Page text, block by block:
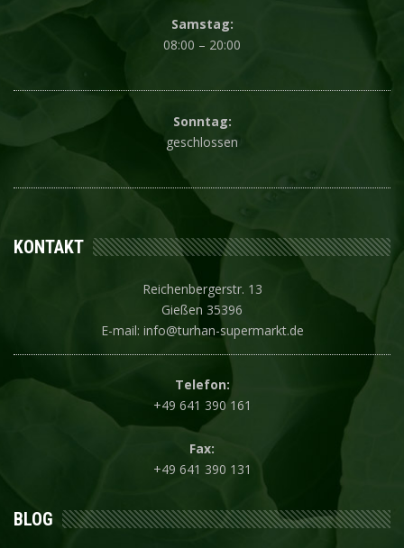
Samstag:
08:00 – 20:00
Sonntag:
geschlossen
KONTAKT
Reichenbergerstr. 13
Gießen 35396
E-mail: info@turhan-supermarkt.de
Telefon:
+49 641 390 161
Fax:
+49 641 390 131
BLOG